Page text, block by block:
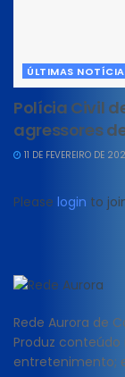
ÚLTIMAS
Polícia Civil
agressores
11 DE FEVEREIRO DE
Please login to
Rede Aurora de
Produz
entretenimento;